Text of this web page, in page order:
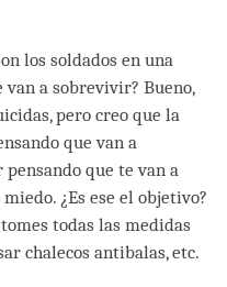
los soldados en una
van a sobrevivir? Bueno,
pero creo que la
que van a
que te van a
¿Es ese el objetivo?
todas las medidas
chalecos antibalas, etc.